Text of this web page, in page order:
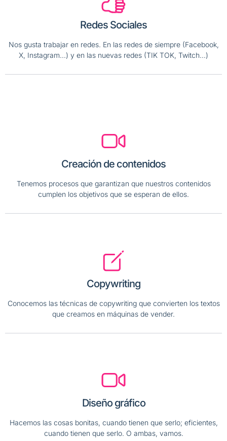
Redes Sociales
Nos gusta trabajar en redes. En las redes de siempre (Facebook,
X, Instagram...) y en las nuevas redes (TIK TOK, Twitch...)
Creación de contenidos
Tenemos procesos que garantizan que nuestros contenidos
cumplen los objetivos que se esperan de ellos.
Copywriting
Conocemos las técnicas de copywriting que convierten los textos
que creamos en máquinas de vender.
Diseño gráfico
Hacemos las cosas bonitas, cuando tienen que serlo; eficientes,
cuando tienen que serlo. O ambas, vamos.